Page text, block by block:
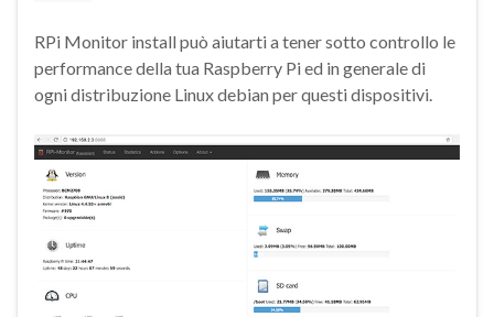
RPi Monitor install può aiutarti a tener sotto controllo le
performance della tua Raspberry Pi ed in generale di
ogni distribuzione Linux debian per questi dispositivi.